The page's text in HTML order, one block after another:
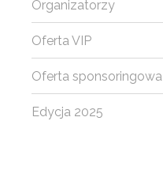
Organizatorzy
Oferta VIP
Oferta sponsoringowa
Edycja 2025